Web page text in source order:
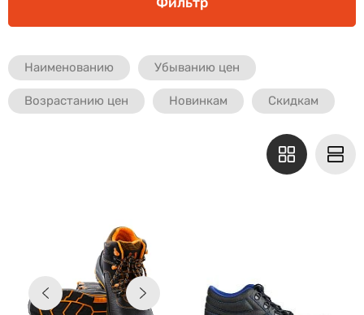
Наименованию Убыванию цен
Возрастанию цен Новинкам Скидкам